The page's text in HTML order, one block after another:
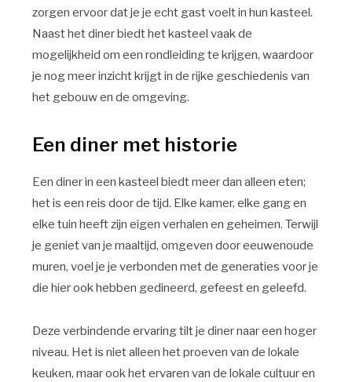
zorgen ervoor dat je je echt gast voelt in hun kasteel.
Naast het diner biedt het kasteel vaak de
mogelijkheid om een rondleiding te krijgen, waardoor
je nog meer inzicht krijgt in de rijke geschiedenis van
het gebouw en de omgeving.
Een diner met historie
Een diner in een kasteel biedt meer dan alleen eten;
het is een reis door de tijd. Elke kamer, elke gang en
elke tuin heeft zijn eigen verhalen en geheimen. Terwijl
je geniet van je maaltijd, omgeven door eeuwenoude
muren, voel je je verbonden met de generaties voor je
die hier ook hebben gedineerd, gefeest en geleefd.
Deze verbindende ervaring tilt je diner naar een hoger
niveau. Het is niet alleen het proeven van de lokale
keuken, maar ook het ervaren van de lokale cultuur en